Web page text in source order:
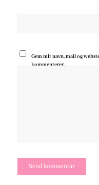
Gem mit navn, mail og
kommenterer.